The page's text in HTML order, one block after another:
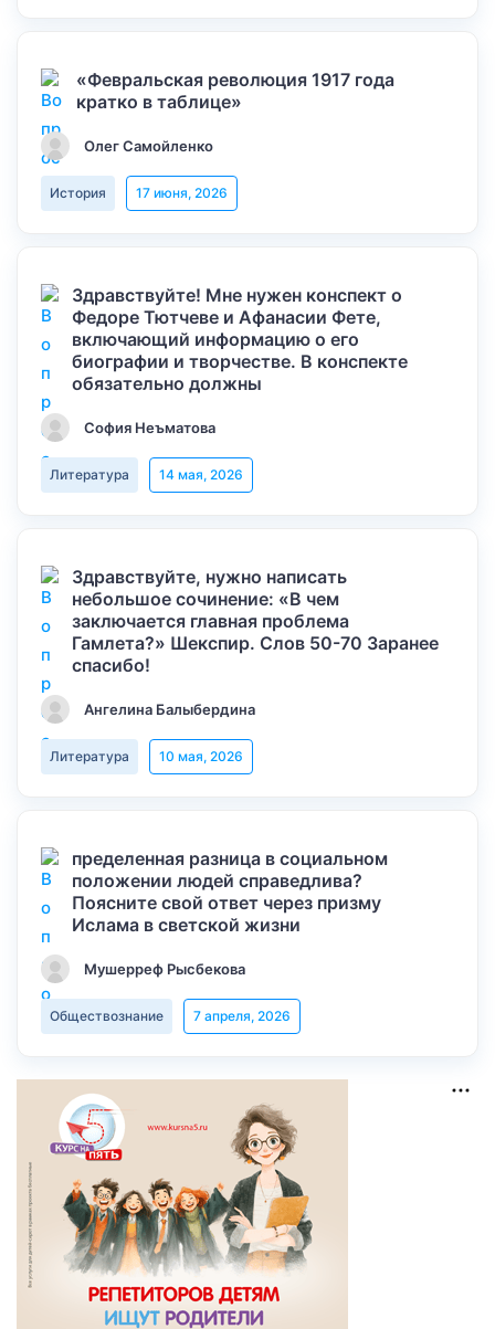
«Февральская революция 1917 года
кратко в таблице»
Олег Самойленко
История 17 июня, 2026
Здравствуйте! Мне нужен конспект о
Федоре Тютчеве и Афанасии Фете,
включающий информацию о его
биографии и творчестве. В конспекте
обязательно должны
София Неъматова
Литература 14 мая, 2026
Здравствуйте, нужно написать
небольшое сочинение: «В чем
заключается главная проблема
Гамлета?» Шекспир. Слов 50-70 Заранее
спасибо!
Ангелина Балыбердина
Литература 10 мая, 2026
пределенная разница в социальном
положении людей справедлива?
Поясните свой ответ через призму
Ислама в светской жизни
Мушерреф Рысбекова
Обществознание 7 апреля, 2026